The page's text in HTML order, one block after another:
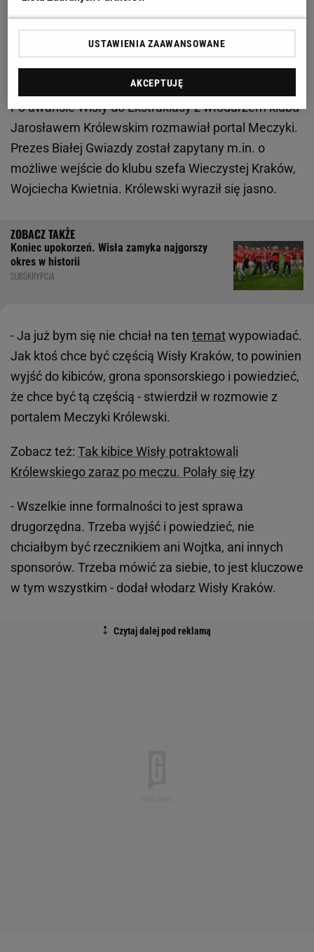
Wisłę!
Kwiecień wejdzie do Wisły? Królewski zabrał głos
Po awansie Wisły do Ekstraklasy z włodarzem klubu
Jarosławem Królewskim rozmawiał portal Meczyki.
Prezes Białej Gwiazdy został zapytany m.in. o
możliwe wejście do klubu szefa Wieczystej Kraków,
Wojciecha Kwietnia. Królewski wyraził się jasno.
Koniec upokorzeń. Wisła zamyka najgorszy
okres w historii
SUBSKRYPCJA
- Ja już bym się nie chciał na ten tematwypowiadać.
Jak ktoś chce być częścią Wisły Kraków, to powinien
wyjść do kibiców, grona sponsorskiego i powiedzieć,
że chce być tą częścią - stwierdził w rozmowie z
portalem Meczyki Królewski.
Zobacz też: Tak kibice Wisły potraktowali
Królewskiego zaraz po meczu. Polały się łzy
-Wszelkie inne formalności to jest sprawa
drugorzędna. Trzeba wyjść i powiedzieć, nie
chciałbym być rzecznikiem ani Wojtka, ani innych
sponsorów. Trzeba mówić za siebie, to jest kluczowe
w tym wszystkim - dodał włodarz Wisły Kraków.
USTAWIENIA ZAAWANSOWANE
AKCEPTUJĘ